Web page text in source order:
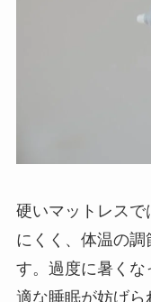
硬いマットレスで
にくく、体温の調
す。過度に暑く
適な睡眠が妨げら